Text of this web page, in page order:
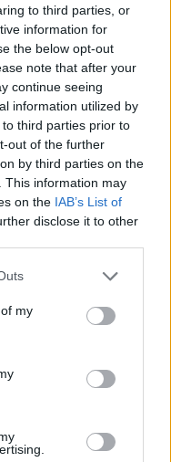
to third parties, or
information for
the below opt-out
note that after your
continue seeing
information utilized by
third parties prior to
out of the further
by third parties on the
This information may
on the IAB’s List of
disclose it to other
my
v lekárni. Je to
len doniesť vzorku
stratiť, donesie do
počítača. Ozve sa
kúsok papiera, na
Namáčajte si ho v
sa to do dvoch
hovorí, či by sa ten
a po chvíli
zmieša, donesie
odkiaľ sa ozve
kúsok papiera a na
tvrdá, pridávajte do
ho so šampónom